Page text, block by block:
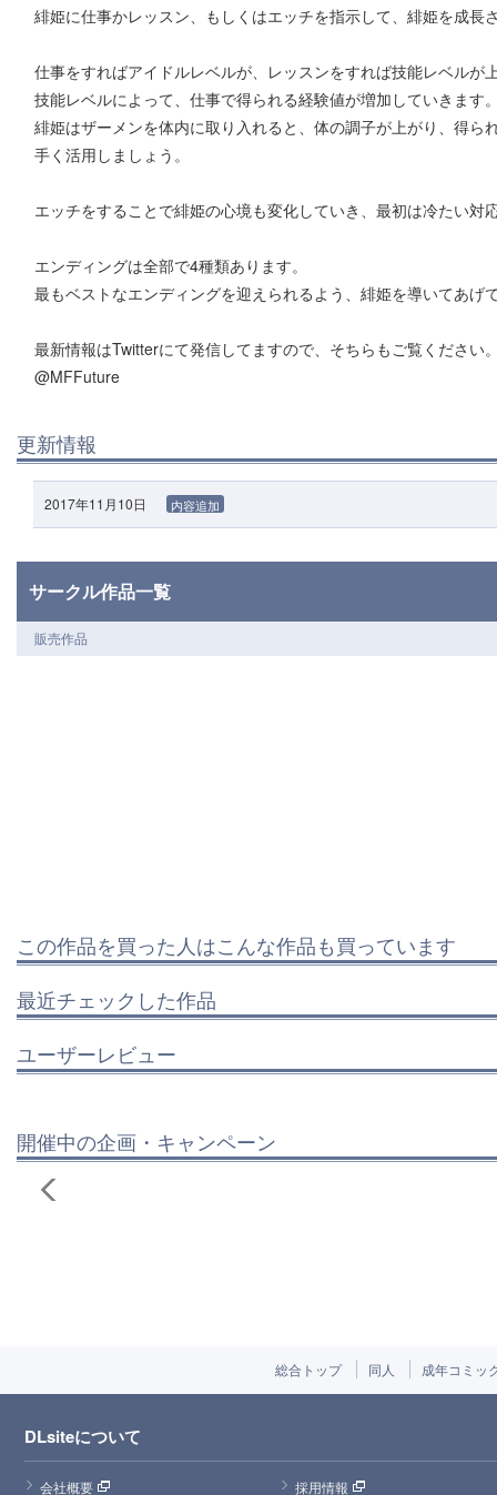
緋姫に仕事かレッスン、もしくはエッチを指示して、緋姫を成長
仕事をすればアイドルレベルが、レッスンをすれば技能レベルが
技能レベルによって、仕事で得られる経験値が増加していきます
緋姫はザーメンを体内に取り入れると、体の調子が上がり、得ら
手く活用しましょう。
エッチをすることで緋姫の心境も変化していき、最初は冷たい対
エンディングは全部で4種類あります。
最もベストなエンディングを迎えられるよう、緋姫を導いてあげ
最新情報はTwitterにて発信してますので、そちらもご覧ください
@MFFuture
更新情報
2017年11月10日 内容追加
サークル作品一覧
販売作品
この作品を買った人はこんな作品も買っています
最近チェックした作品
ユーザーレビュー
開催中の企画・キャンペーン
総合トップ 同人 成年コミッ
DLsiteについて
会社概要 採用情報